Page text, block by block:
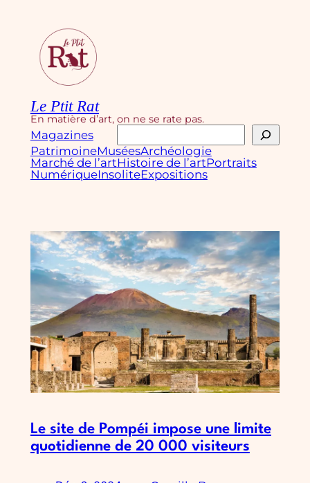
contenu
Le Ptit Rat
En matière d’art, on ne se rate pas.
Magazines
Rechercher
PatrimoineMuséesArchéologie
Marché de l’artHistoire de l’artPortraits
NumériqueInsoliteExpositions
Le site de Pompéi impose une limite
quotidienne de 20 000 visiteurs